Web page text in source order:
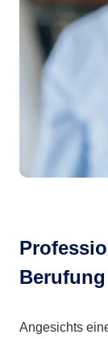
Berufung
Angesichts